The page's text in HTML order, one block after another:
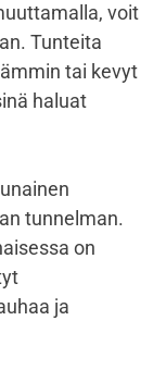
voit
Tunteita
tai kevyt
haluat
tunnelman.
on
ja